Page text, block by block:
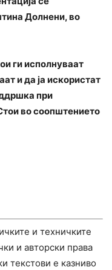
Долнени, во
ги исполнуваат
и да ја искористат
при
во соопштението
и техничките
и авторски права
текстови е казниво